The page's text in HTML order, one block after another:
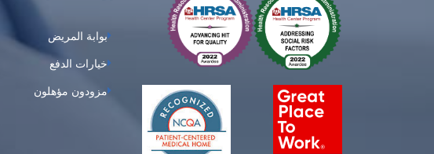
بوابة المريض
خيارات الدفع
مزودون مؤهلون